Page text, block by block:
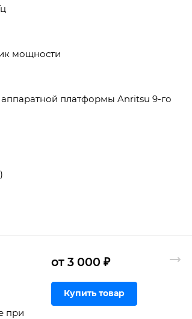
мощности
платформы Anritsu 9-го
при
от 3 000 ₽
Купить товар